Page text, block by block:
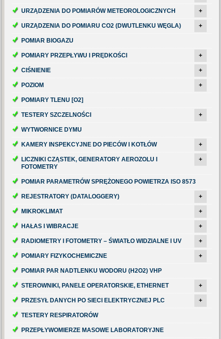
URZĄDZENIA DO POMIARÓW METEOROLOGICZNYCH +
URZĄDZENIA DO POMIARU CO2 (DWUTLENKU WĘGLA) +
POMIAR BIOGAZU
POMIARY PRZEPŁYWU I PRĘDKOŚCI +
CIŚNIENIE +
POZIOM +
POMIARY TLENU [O2]
TESTERY SZCZELNOŚCI +
WYTWORNICE DYMU
KAMERY INSPEKCYJNE DO PIECÓW I KOTŁÓW +
LICZNIKI CZĄSTEK, GENERATORY AEROZOLU I
FOTOMETRY
+
POMIAR PARAMETRÓW SPRĘŻONEGO POWIETRZA ISO 8573
REJESTRATORY (DATALOGGERY) +
MIKROKLIMAT +
HAŁAS I WIBRACJE +
RADIOMETRY I FOTOMETRY – ŚWIATŁO WIDZIALNE I UV +
POMIARY FIZYKOCHEMICZNE +
POMIAR PAR NADTLENKU WODORU (H2O2) VHP
STEROWNIKI, PANELE OPERATORSKIE, ETHERNET +
PRZESYŁ DANYCH PO SIECI ELEKTRYCZNEJ PLC +
TESTERY RESPIRATORÓW
PRZEPŁYWOMIERZE MASOWE LABORATORYJNE